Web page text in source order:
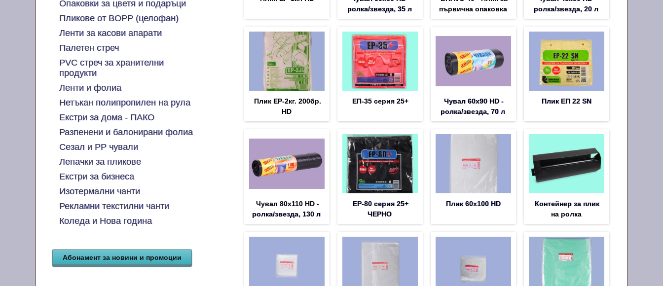
Опаковки за цветя и подаръци
Пликове от BOPP (целофан)
Ленти за касови апарати
Палетен стреч
PVC стреч за хранителни
продукти
Ленти и фолиа
Нетъкан полипропилен на рула
Екстри за дома - ПАКО
Разпенени и балонирани фолиа
Сезал и PP чували
Лепачки за пликове
Екстри за бизнеса
Изотермални чанти
Рекламни текстилни чанти
Коледа и Нова година
ролка/звезда, 35 л
първична опаковка
ролка/звезда, 20 л
Плик EP-2кг. 200бр.
HD
ЕП-35 серия 25+
Чувал 60х90 HD -
ролка/звезда, 70 л
Плик EП 22 SN
Чувал 80х110 HD -
ролка/звезда, 130 л
EP-80 серия 25+
ЧЕРНО
Плик 60х100 HD
Контейнер за плик
на ролка